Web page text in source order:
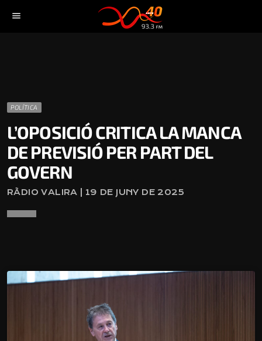
menu
POLÍTICA
L’OPOSICIÓ CRITICA LA MANCA
DE PREVISIÓ PER PART DEL
GOVERN
RÀDIO VALIRA | 19 DE JUNY DE 2025